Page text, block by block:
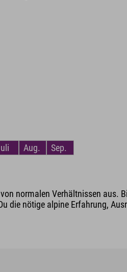
Aug.
Sep.
normalen Verhältnissen
die nötige alpine Erfahrung,